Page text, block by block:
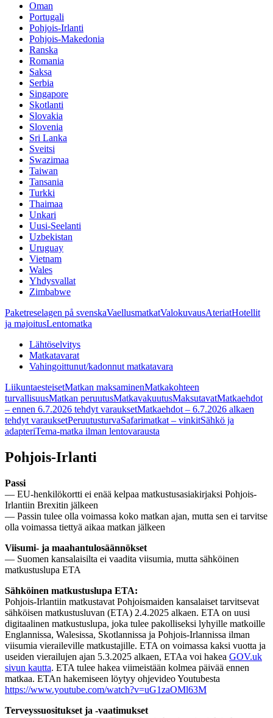
Oman
Portugali
Pohjois-Irlanti
Pohjois-Makedonia
Ranska
Romania
Saksa
Serbia
Singapore
Skotlanti
Slovakia
Slovenia
Sri Lanka
Sveitsi
Swazimaa
Taiwan
Tansania
Turkki
Thaimaa
Unkari
Uusi-Seelanti
Uzbekistan
Uruguay
Vietnam
Wales
Yhdysvallat
Zimbabwe
Paketreselagen på svenskaVaellusmatkatValokuvausAteriatHotellit
ja majoitusLentomatka
Lähtöselvitys
Matkatavarat
Vahingoittunut/kadonnut matkatavara
LiikuntaesteisetMatkan maksaminenMatkakohteen
turvallisuusMatkan peruutusMatkavakuutusMaksutavatMatkaehdot
– ennen 6.7.2026 tehdyt varauksetMatkaehdot – 6.7.2026 alkaen
tehdyt varauksetPeruutusturvaSafarimatkat – vinkitSähkö ja
adapteriTema-matka ilman lentovarausta
Pohjois-Irlanti
Passi
— EU-henkilökortti ei enää kelpaa matkustusasiakirjaksi Pohjois-
Irlantiin Brexitin jälkeen
— Passin tulee olla voimassa koko matkan ajan, mutta sen ei tarvitse
olla voimassa tiettyä aikaa matkan jälkeen
Viisumi- ja maahantulosäännökset
— Suomen kansalaisilta ei vaadita viisumia, mutta sähköinen
matkustuslupa ETA
Sähköinen matkustuslupa ETA:
Pohjois-Irlantiin matkustavat Pohjoismaiden kansalaiset tarvitsevat
sähköisen matkustusluvan (ETA) 2.4.2025 alkaen. ETA on uusi
digitaalinen matkustuslupa, joka tulee pakolliseksi lyhyille matkoille
Englannissa, Walesissa, Skotlannissa ja Pohjois-Irlannissa ilman
viisumia vieraileville matkustajille. ETA on voimassa kaksi vuotta ja
useiden vierailujen ajan 5.3.2025 alkaen, ETAa voi hakea GOV.uk
sivun kautta. ETA tulee hakea viimeistään kolmea päivää ennen
matkaa. ETAn hakemiseen löytyy ohjevideo Youtubesta
https://www.youtube.com/watch?v=uG1zaOMl63M
Terveyssuositukset ja -vaatimukset